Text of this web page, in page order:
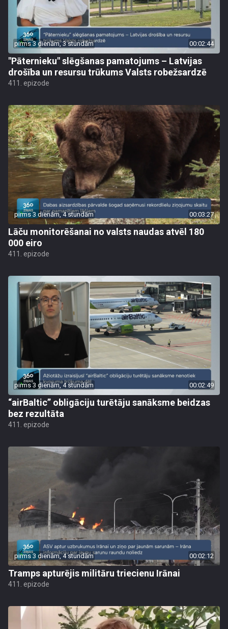
pirms 3 dienām, 3 stundām 00:02:44
"Pāternieku" slēgšanas pamatojums – Latvijas
drošība un resursu trūkums Valsts robežsardzē
411. epizode
pirms 3 dienām, 4 stundām 00:03:27
Lāču monitorēšanai no valsts naudas atvēl 180
000 eiro
411. epizode
pirms 3 dienām, 4 stundām 00:02:49
“airBaltic” obligāciju turētāju sanāksme beidzas
bez rezultāta
411. epizode
pirms 3 dienām, 4 stundām 00:02:12
Tramps apturējis militāru triecienu Irānai
411. epizode